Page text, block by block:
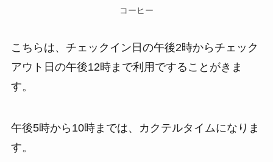
コーヒー
こちらは、チェックイン日の午後2時からチェック
アウト日の午後12時まで利用ですることがきま
す。
午後5時から10時までは、カクテルタイムになりま
す。